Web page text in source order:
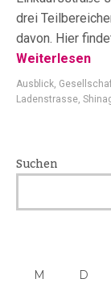
drei
davon. Hier
Weiterlesen
Ausblick,
Ladenstrasse,
Suchen
M D